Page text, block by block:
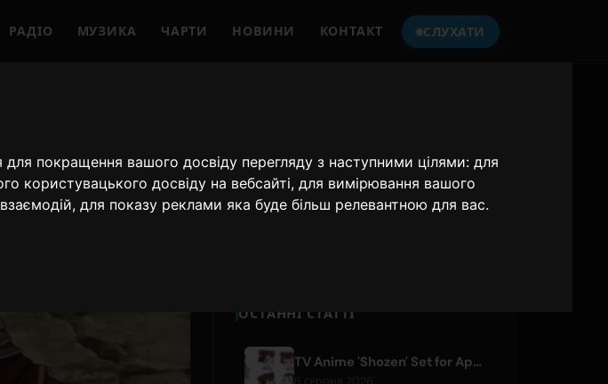
для покращення вашого досвіду перегляду з наступними цілями:для
користувацького досвіду на вебсайті,для вимірювання вашого
,для показу реклами яка буде більш релевантною для вас.
РАДІО МУЗИКА ЧАРТИ НОВИНИ КОНТАКТ СЛУХАТИ
Only Hits Japan
ОСТАННІ СТАТТІ
TV Anime 'Shozen' Set for April 2027 Premiere on Fuji TV